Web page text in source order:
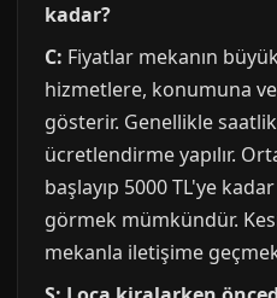
kadar?
C: Fiyatlar mekanın
hizmetlere, konumuna
gösterir. Genellikle
ücretlendirme yapılır.
başlayıp 5000 TL'ye
görmek mümkündür.
mekanla iletişime